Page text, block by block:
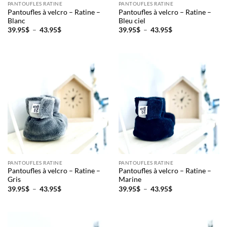
PANTOUFLES RATINE
Pantoufles à velcro – Ratine –
Blanc
39.95$ – 43.95$Plage
PANTOUFLES RATINE
Pantoufles à velcro – Ratine –
Bleu ciel
39.95$ – 43.95$Plage
PANTOUFLES RATINE
Pantoufles à velcro – Ratine –
Gris
39.95$ – 43.95$Plage
PANTOUFLES RATINE
Pantoufles à velcro – Ratine –
Marine
39.95$ – 43.95$Plage